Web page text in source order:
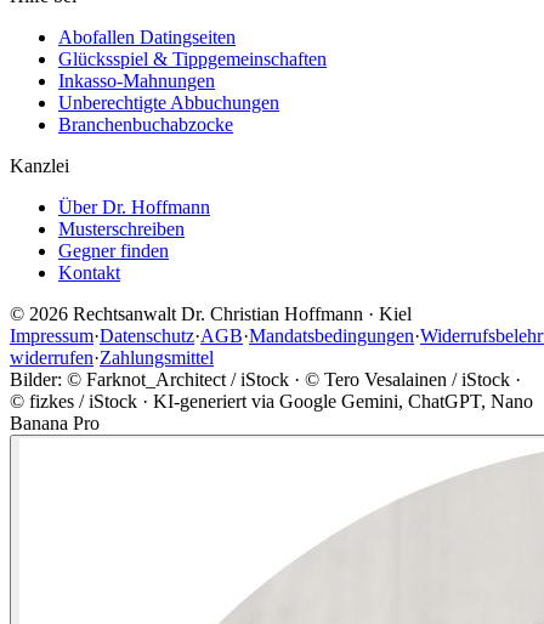
Abofallen Datingseiten
Glücksspiel & Tippgemeinschaften
Inkasso-Mahnungen
Unberechtigte Abbuchungen
Branchenbuchabzocke
Kanzlei
Über Dr. Hoffmann
Musterschreiben
Gegner finden
Kontakt
© 2026 Rechtsanwalt Dr. Christian Hoffmann · Kiel
Impressum·Datenschutz·AGB·Mandatsbedingungen·
widerrufen·Zahlungsmittel
Bilder: © Farknot_Architect / iStock · © Tero Vesalainen / iStock ·
© fizkes / iStock · KI-generiert via Google Gemini, ChatGPT, Nano
Banana Pro